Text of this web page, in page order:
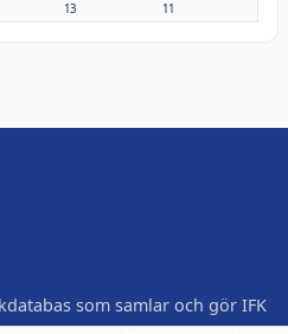
13 11
som samlar och gör IFK